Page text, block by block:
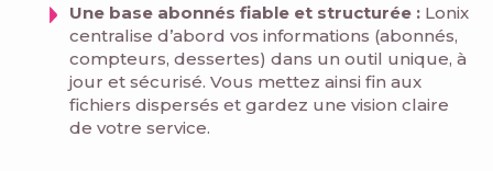
Une base abonnés fiable et structurée : Lonix
centralise d’abord vos informations (abonnés,
compteurs, dessertes) dans un outil unique, à
jour et sécurisé. Vous mettez ainsi fin aux
fichiers dispersés et gardez une vision claire
de votre service.